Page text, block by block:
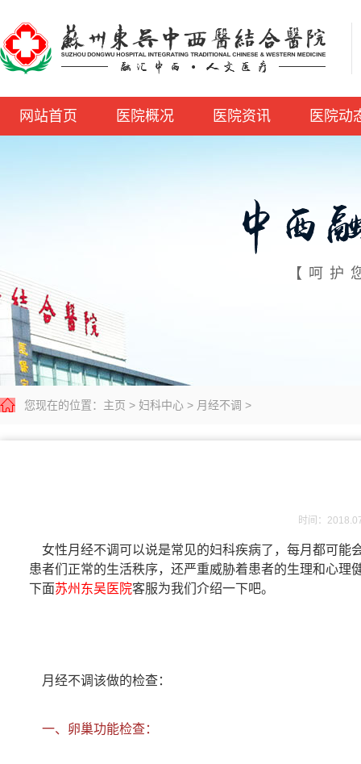
网站首页 医院概况 医院资讯 医院动
【呵护
您现在的位置： 主页 > 妇科中心 > 月经不调 >
时间：
女性月经不调可以说是常见的妇科疾病了，每月都可能
患者们正常的生活秩序，还严重威胁着患者的生理和心
下面苏州东吴医院客服为我们介绍一下吧。
月经不调该做的检查：
一、卵巢功能检查：